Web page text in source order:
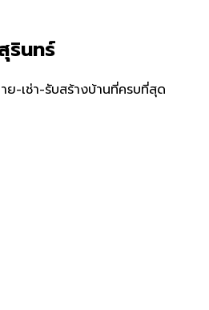
รินทร์
ย-เช่า-รับสร้างบ้านที่ครบที่สุด